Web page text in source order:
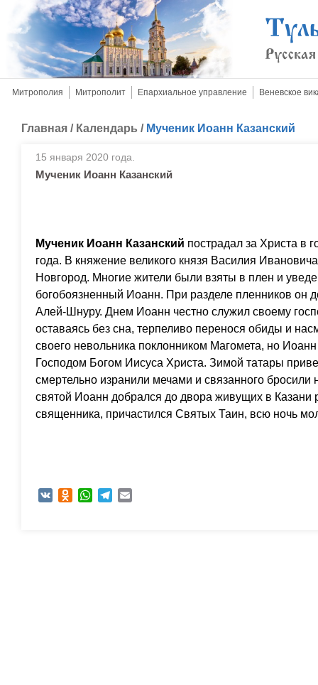
Митрополия Митрополит Епархиальное управление Веневское
Главная / Календарь / Мученик Иоанн Казанский
15 января 2020 года.
Мученик Иоанн Казанский
Мученик Иоанн Казанский пострадал за Христа в
года. В княжение великого князя Василия
Новгород. Многие жители были взяты в плен и
богобоязненный Иоанн. При разделе пленников он
Алей-Шнуру. Днем Иоанн честно служил своему
оставаясь без сна, терпеливо перенося обиды и
своего невольника поклонником Магомета, но
Господом Богом Иисуса Христа. Зимой татары
смертельно изранили мечами и связанного бросили
святой Иоанн добрался до двора живущих в Казани
священника, причастился Святых Таин, всю ночь
VK Odnoklassniki
WhatsAppTelegram